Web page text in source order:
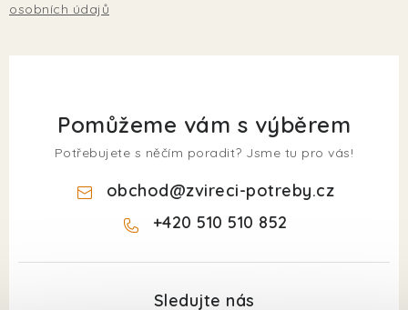
osobních údajů
Pomůžeme vám s výběrem
Potřebujete s něčím poradit? Jsme tu pro vás!
obchod@zvireci-potreby.cz
+420 510 510 852